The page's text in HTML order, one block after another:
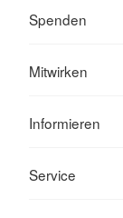
Spenden
Mitwirken
Informieren
Service